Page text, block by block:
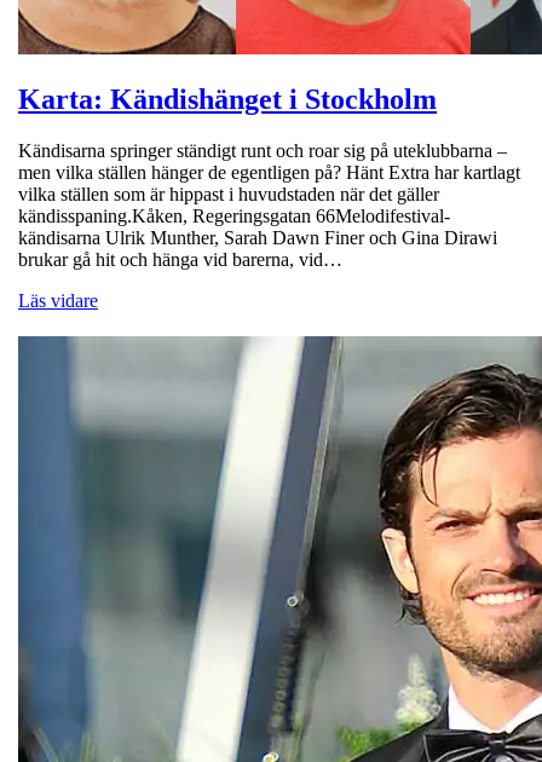
Karta: Kändishänget i Stockholm
Kändisarna springer ständigt runt och roar sig på uteklubbarna –
men vilka ställen hänger de egentligen på? Hänt Extra har kartlagt
vilka ställen som är hippast i huvudstaden när det gäller
kändisspaning.Kåken, Regeringsgatan 66Melodifestival-
kändisarna Ulrik Munther, Sarah Dawn Finer och Gina Dirawi
brukar gå hit och hänga vid barerna, vid…
Läs vidare